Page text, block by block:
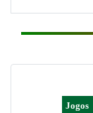
Jogos